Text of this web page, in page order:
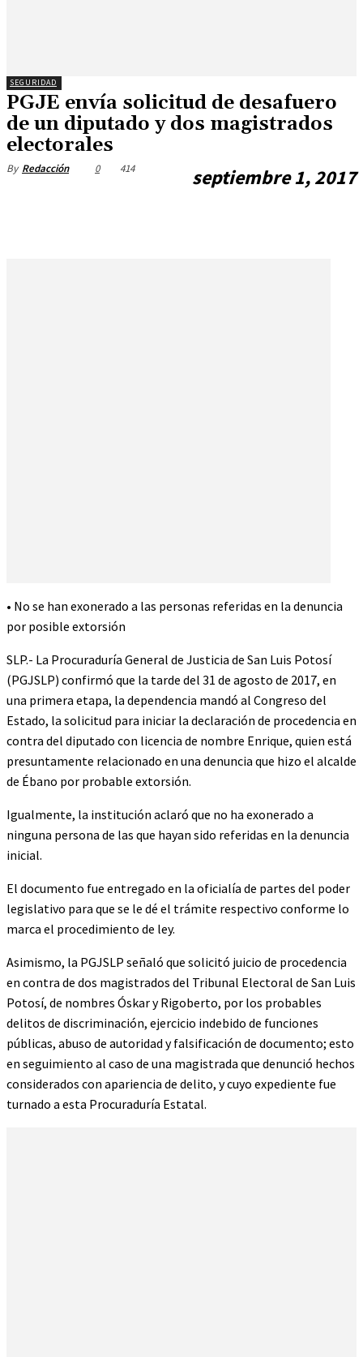
SEGURIDAD
PGJE envía solicitud de desafuero
de un diputado y dos magistrados
electorales
By Redacción septiembre 1, 2017
0 414
• No se han exonerado a las personas referidas en la denuncia
por posible extorsión
SLP.- La Procuraduría General de Justicia de San Luis Potosí
(PGJSLP) confirmó que la tarde del 31 de agosto de 2017, en
una primera etapa, la dependencia mandó al Congreso del
Estado, la solicitud para iniciar la declaración de procedencia en
contra del diputado con licencia de nombre Enrique, quien está
presuntamente relacionado en una denuncia que hizo el alcalde
de Ébano por probable extorsión.
Igualmente, la institución aclaró que no ha exonerado a
ninguna persona de las que hayan sido referidas en la denuncia
inicial.
El documento fue entregado en la oficialía de partes del poder
legislativo para que se le dé el trámite respectivo conforme lo
marca el procedimiento de ley.
Asimismo, la PGJSLP señaló que solicitó juicio de procedencia
en contra de dos magistrados del Tribunal Electoral de San Luis
Potosí, de nombres Óskar y Rigoberto, por los probables
delitos de discriminación, ejercicio indebido de funciones
públicas, abuso de autoridad y falsificación de documento; esto
en seguimiento al caso de una magistrada que denunció hechos
considerados con apariencia de delito, y cuyo expediente fue
turnado a esta Procuraduría Estatal.